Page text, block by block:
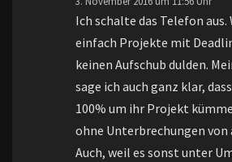
Ich schalte das Telefon aus.
einfach Projekte mit
keinen Aufschub dulden.
sage ich auch ganz klar,
100% um ihr Projekt
ohne Unterbrechungen von
Auch, weil es sonst unter